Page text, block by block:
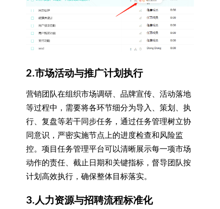
2.市场活动与推广计划执行
营销团队在组织市场调研、品牌宣传、活动落地
等过程中，需要将各环节细分为导入、策划、执
行、复盘等若干同步任务，通过任务管理树立协
同意识，严密实施节点上的进度检查和风险监
控。项目任务管理平台可以清晰展示每一项市场
动作的责任、截止日期和关键指标，督导团队按
计划高效执行，确保整体目标落实。
3.人力资源与招聘流程标准化